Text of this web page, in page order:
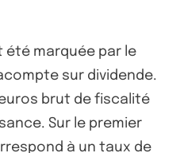
été marquée par le
sur dividende.
brut de fiscalité
Sur le premier
à un taux de